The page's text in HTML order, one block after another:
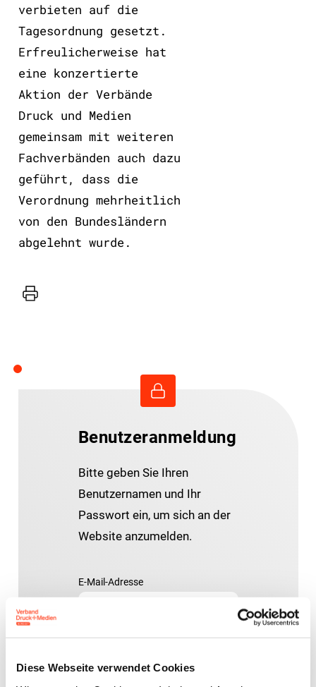
Diese Webseite verwendet Cookies
verbieten auf die
Tagesordnung gesetzt.
Erfreulicherweise hat
eine konzertierte
Aktion der Verbände
Druck und Medien
gemeinsam mit weiteren
Fachverbänden auch dazu
geführt, dass die
Verordnung mehrheitlich
von den Bundesländern
abgelehnt wurde.
Drucker
Benutzeranmeldung
Bitte geben Sie Ihren
Benutzernamen und Ihr
Passwort ein, um sich an der
Website anzumelden.
E-Mail-Adresse
Passwort: